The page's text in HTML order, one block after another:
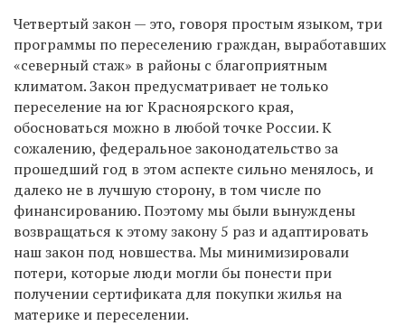
Четвертый закон — это, говоря простым языком, три
программы по переселению граждан, выработавших
«северный стаж» в районы с благоприятным
климатом. Закон предусматривает не только
переселение на юг Красноярского края,
обосноваться можно в любой точке России. К
сожалению, федеральное законодательство за
прошедший год в этом аспекте сильно менялось, и
далеко не в лучшую сторону, в том числе по
финансированию. Поэтому мы были вынуждены
возвращаться к этому закону 5 раз и адаптировать
наш закон под новшества. Мы минимизировали
потери, которые люди могли бы понести при
получении сертификата для покупки жилья на
материке и переселении.